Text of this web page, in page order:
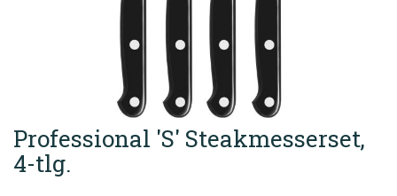
Zum
Anfang
der
Professional 'S' Steakmesserset,
4-tlg.